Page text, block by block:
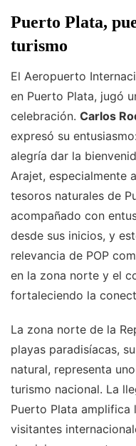
Puerto Plata,
turismo
El Aeropuerto
en Puerto Plata, jugó
celebración. Carlos
expresó su
alegría dar la
Arajet, especialmente
tesoros naturales de
acompañado con
desde sus inicios, y
relevancia de POP
en la zona norte y el
fortaleciendo la
La zona norte de la
playas paradisíacas,
natural, representa
turismo nacional. La
Puerto Plata
visitantes